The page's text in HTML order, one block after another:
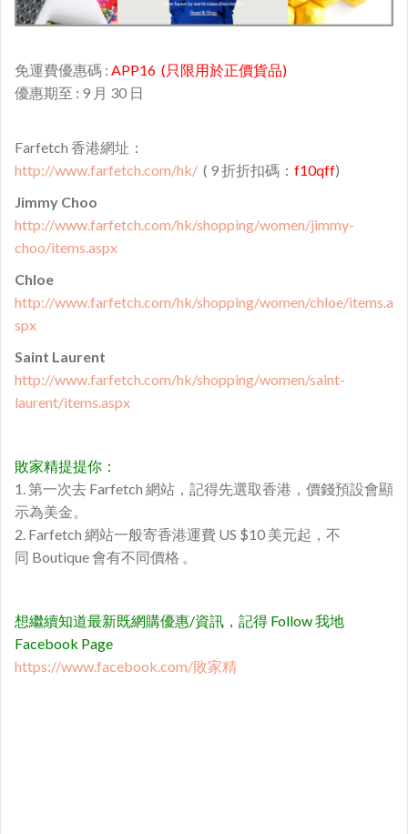
免運費優惠碼 : APP16 (只限用於正價貨品)
優惠期至 : 9 月 30 日
Farfetch 香港網址：
http://www.farfetch.com/hk/ ( 9 折折扣碼： f10qff)
Jimmy Choo
http://www.farfetch.com/hk/shopping/women/jimmy-
choo/items.aspx
Chloe
http://www.farfetch.com/hk/shopping/women/chloe/items.a
spx
Saint Laurent
http://www.farfetch.com/hk/shopping/women/saint-
laurent/items.aspx
敗家精提提你：
1. 第一次去 Farfetch 網站，記得先選取香港，價錢預設會顯
示為美金。
2. Farfetch 網站一般寄香港運費 US $10 美元起，不
同 Boutique 會有不同價格 。
想繼續知道最新既網購優惠/資訊，記得 Follow 我地
Facebook Page
https://www.facebook.com/敗家精